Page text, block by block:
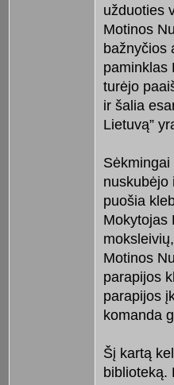
užduoties
Motinos
bažnyčios
paminklas
turėjo
ir šalia
Lietuvą”
nuskubėjo
puošia
Mokytojas
Motinos
parapijos
parapijos
komanda
Šį kartą
biblioteką.